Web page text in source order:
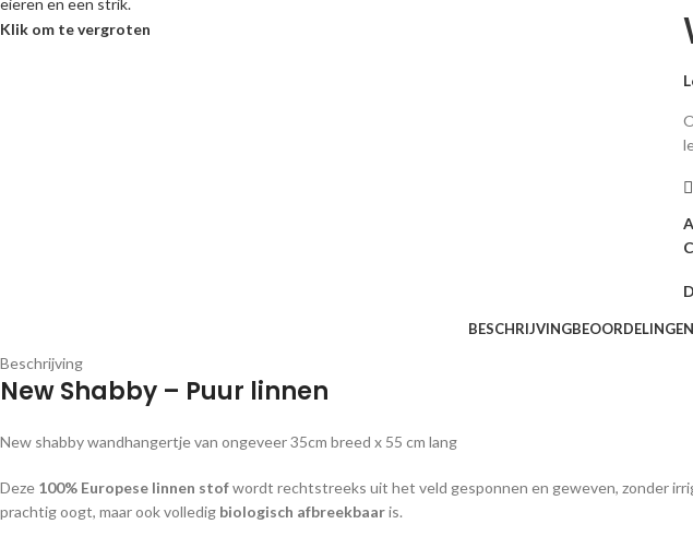
Klik om te vergroten
BESCHRIJVING
Beschrijving
New Shabby – Puur linnen
New shabby wandhangertje van ongeveer 35cm breed x 55 cm lang
Deze 100% Europese linnen stofwordt rechtstreeks uit het veld gesponnen en geweven, zonder
prachtig oogt, maar ook volledig biologisch afbreekbaaris.